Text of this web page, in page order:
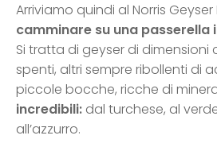
Arriviamo quindi al Norris
camminare su una passerella
Si tratta di geyser di dimensioni
spenti, altri sempre ribollenti di
piccole bocche, ricche di
incredibili: dal turchese, al
all’azzurro.